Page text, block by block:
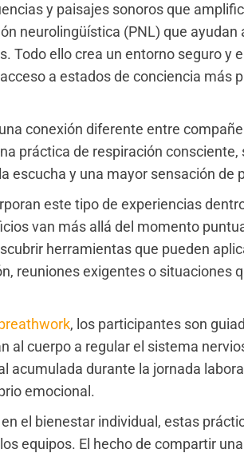
y paisajes sonoros que
neurolingüística (PNL) que
Todo ello crea un entorno seguro y
a estados de conciencia más
conexión diferente entre
práctica de respiración
escucha y una mayor sensación de
este tipo de experiencias
van más allá del momento
herramientas que pueden
reuniones exigentes o situaciones
, los participantes son
al cuerpo a regular el sistema
acumulada durante la jornada
emocional.
el bienestar individual, estas
equipos. El hecho de compartir